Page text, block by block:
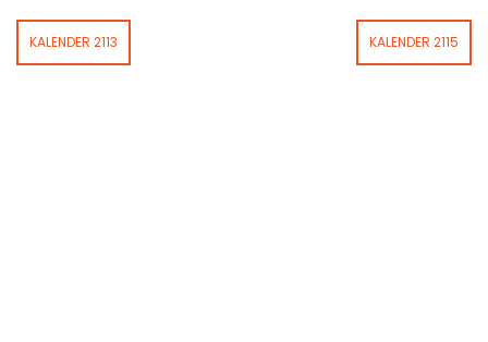
KALENDER 2113 KALENDER 2115